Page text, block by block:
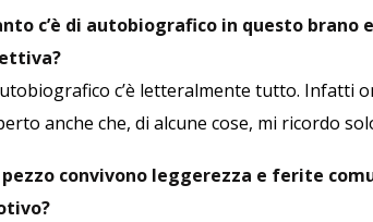
c’è di autobiografico in questo
c’è letteralmente tutto. Infatti
anche che, di alcune cose, mi ricordo
convivono leggerezza e ferite